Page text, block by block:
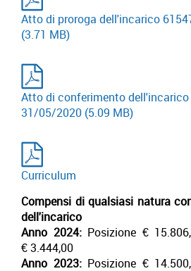
Atto di proroga dell'incarico
(3.71 MB)
Atto di conferimento
31/05/2020 (5.09 MB)
Curriculum
Compensi di qualsiasi natura
dell'incarico
Anno 2024: Posizione €
€ 3.444,00
Anno 2023: Posizione €